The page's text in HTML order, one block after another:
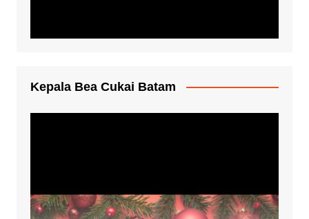
Kepala Bea Cukai Batam